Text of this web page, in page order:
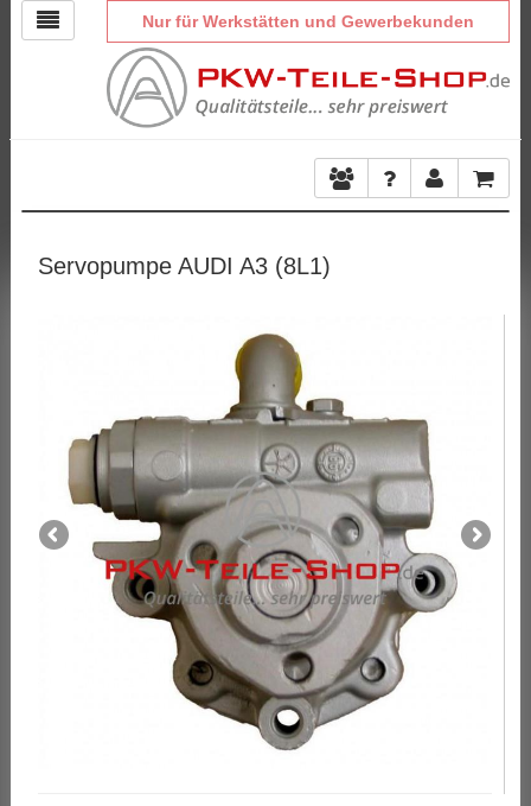
Nur für Werkstätten und Gewerbekunden
Servopumpe AUDI A3 (8L1)